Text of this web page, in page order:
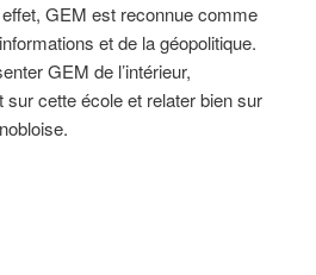
GEM est reconnue comme
et de la géopolitique.
GEM de l’intérieur,
cette école et relater bien sur